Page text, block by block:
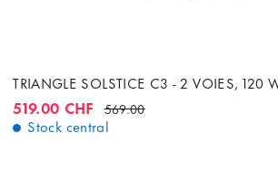
TRIANGLE SOLSTICE C3 - 2 VOIES, 120
519.00 CHF 569.00
Stock central